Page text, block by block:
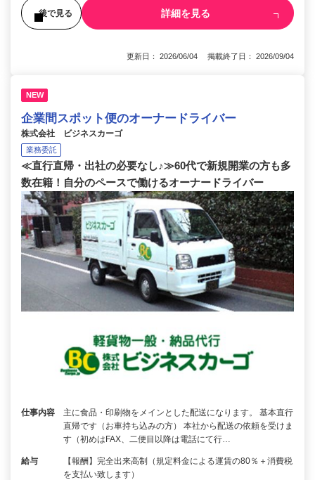
後で見る 詳細を見る
更新日： 2026/06/04 掲載終了日： 2026/09/04
NEW
企業間スポット便のオーナードライバー
株式会社 ビジネスカーゴ
業務委託
≪直行直帰・出社の必要なし♪≫60代で新規開業の方も多
数在籍！自分のペースで働けるオーナードライバー
仕事内容
主に食品・印刷物をメインとした配送になります。 基本直行
直帰です（お車持ち込みの方） 本社から配送の依頼を受けま
す（初めはFAX、二便目以降は電話にて行…
給与
【報酬】完全出来高制（規定料金による運賃の80％＋消費税
を支払い致します）